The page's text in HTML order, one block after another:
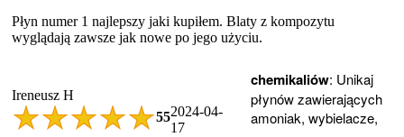
Płyn numer 1 najlepszy jaki kupiłem. Blaty z kompozytu
wyglądają zawsze jak nowe po jego użyciu.
Ireneusz H
552024-04-
17
chemikaliów: Unikaj
płynów zawierających
amoniak, wybielacze,